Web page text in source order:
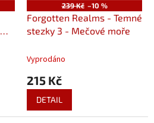
239 Kč –10 %
Forgotten Realms - Temné
stezky 3 - Mečové moře
Vyprodáno
215 Kč
DETAIL